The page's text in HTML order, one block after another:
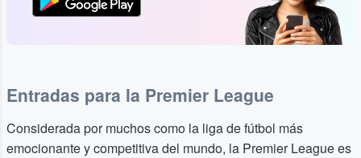
Entradas para la Premier League
Considerada por muchos como la liga de fútbol más
emocionante y competitiva del mundo, la Premier League es